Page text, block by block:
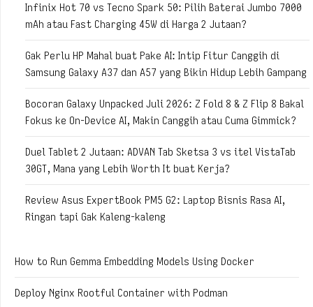
Infinix Hot 70 vs Tecno Spark 50: Pilih Baterai Jumbo 7000
mAh atau Fast Charging 45W di Harga 2 Jutaan?
Gak Perlu HP Mahal buat Pake AI: Intip Fitur Canggih di
Samsung Galaxy A37 dan A57 yang Bikin Hidup Lebih Gampang
Bocoran Galaxy Unpacked Juli 2026: Z Fold 8 & Z Flip 8 Bakal
Fokus ke On-Device AI, Makin Canggih atau Cuma Gimmick?
Duel Tablet 2 Jutaan: ADVAN Tab Sketsa 3 vs itel VistaTab
30GT, Mana yang Lebih Worth It buat Kerja?
Review Asus ExpertBook PM5 G2: Laptop Bisnis Rasa AI,
Ringan tapi Gak Kaleng-kaleng
How to Run Gemma Embedding Models Using Docker
Deploy Nginx Rootful Container with Podman